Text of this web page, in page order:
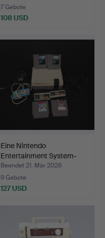
7 Gebote
108 USD
Eine Nintendo
Entertainment System-
Spielek…
Beendet 21. Mär 2026
9 Gebote
127 USD